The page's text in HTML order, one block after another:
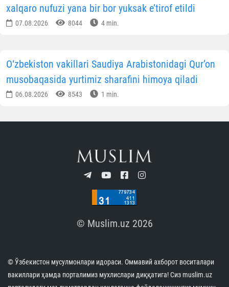
xalqaro nufuzi yana bir bor yuksak e’tirof etildi
07.08.2026 8044 4 min.
O‘zbekiston vakillari Saudiya Arabistonidagi Qur’on
musobaqasida yurtimiz sharafini himoya qiladi
06.08.2026 8543 1 min.
© Muslim.uz 2026
© Ўзбекистон мусулмонлари идораси. Оммавий ахборот воситалари
вакиллари ҳамда порталимиз мухлислари диққатига! Сиз muslim.uz